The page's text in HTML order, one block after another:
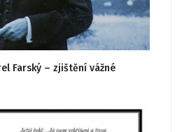
Farský – zjištění vážné